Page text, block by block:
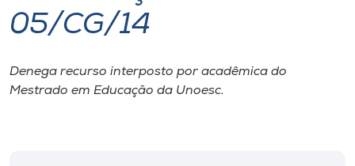
I.nova
Diplomados
05/CG/14
Denega recurso interposto por acadêmica do
Mestrado em Educação da Unoesc.